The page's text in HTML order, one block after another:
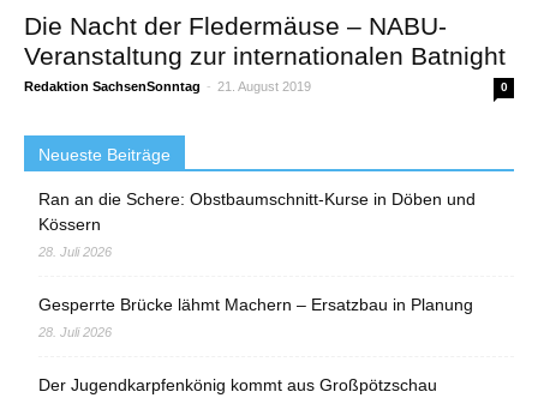
Die Nacht der Fledermäuse – NABU-
Veranstaltung zur internationalen Batnight
Redaktion SachsenSonntag - 21. August 2019 0
Neueste Beiträge
Ran an die Schere: Obstbaumschnitt-Kurse in Döben und
Kössern
28. Juli 2026
Gesperrte Brücke lähmt Machern – Ersatzbau in Planung
28. Juli 2026
Der Jugendkarpfenkönig kommt aus Großpötzschau